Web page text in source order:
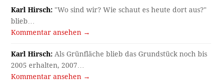
Karl Hirsch: "Wo sind wir? Wie schaut es heute dort aus?"
blieb…
Kommentar ansehen →
Karl Hirsch: Als Grünfläche blieb das Grundstück noch bis
2005 erhalten, 2007…
Kommentar ansehen →